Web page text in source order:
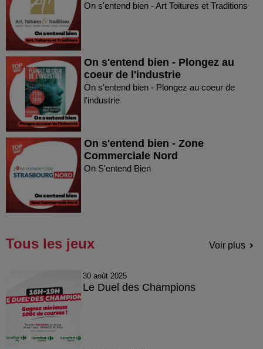
On s'entend bien - Art Toitures et Traditions
On s'entend bien - Plongez au
coeur de l'industrie
On s'entend bien - Plongez au coeur de
l'industrie
On s'entend bien - Zone
Commerciale Nord
On S'entend Bien
Tous les jeux Voir plus
30 août 2025
Le Duel des Champions